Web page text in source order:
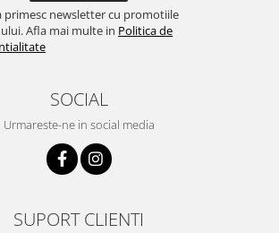
pentru plante
de lucru
primesc newsletter cu promotiile
Afla mai multe in Politica de
SOCIAL
Urmareste-ne in social media
SUPORT CLIENTI